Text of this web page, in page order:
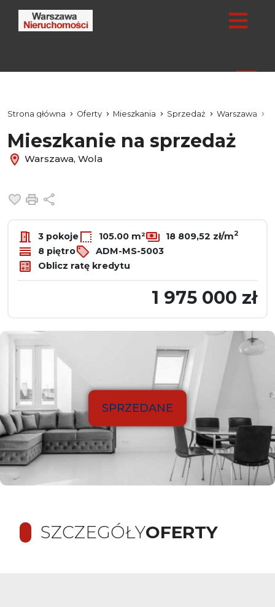
Strona główna Oferty Mieszkania Sprzedaż Warszawa
Mieszkanie na sprzedaż
Warszawa, Wola
Dodaj do ulubionych
Drukuj
3 pokoje 105.00 m² 18 809,52 zł/m2
8 piętro
ADM-MS-5003
Oblicz ratę kredytu
1 975 000 zł
SPRZEDANE
SZCZEGÓŁYOFERTY